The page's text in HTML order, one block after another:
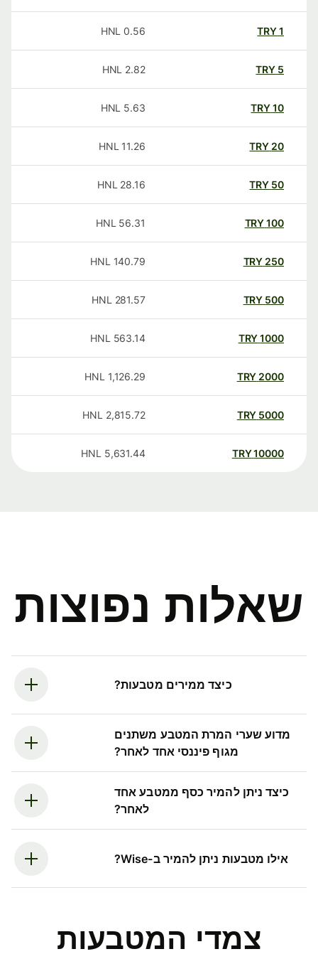
TRY
0.56
HNL
TRY
2.82
HNL
TRY
5.63
HNL
20
TRY
11.26
HNL
50
TRY
28.16
HNL
100
TRY
56.31
HNL
250
TRY
140.79
HNL
500
TRY
281.57
HNL
1000
TRY
563.14
HNL
2000
TRY
1,126.29
HNL
5000
TRY
2,815.72
HNL
10000
TRY
5,631.44
HNL
שאלות נפוצות
כיצד ממירים מטבעות?
מדוע שערי המרת המטבע משתנים
מגוף פיננסי אחד לאחר?
כיצד ניתן להמיר כסף ממטבע אחד
לאחר?
אילו מטבעות ניתן להמיר ב-Wise?
צמדי המטבעות